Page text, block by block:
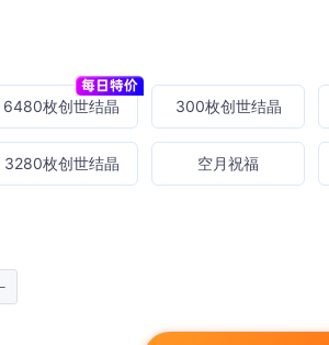
6480枚创世结晶 300枚创世结晶
3280枚创世结晶 空月祝福